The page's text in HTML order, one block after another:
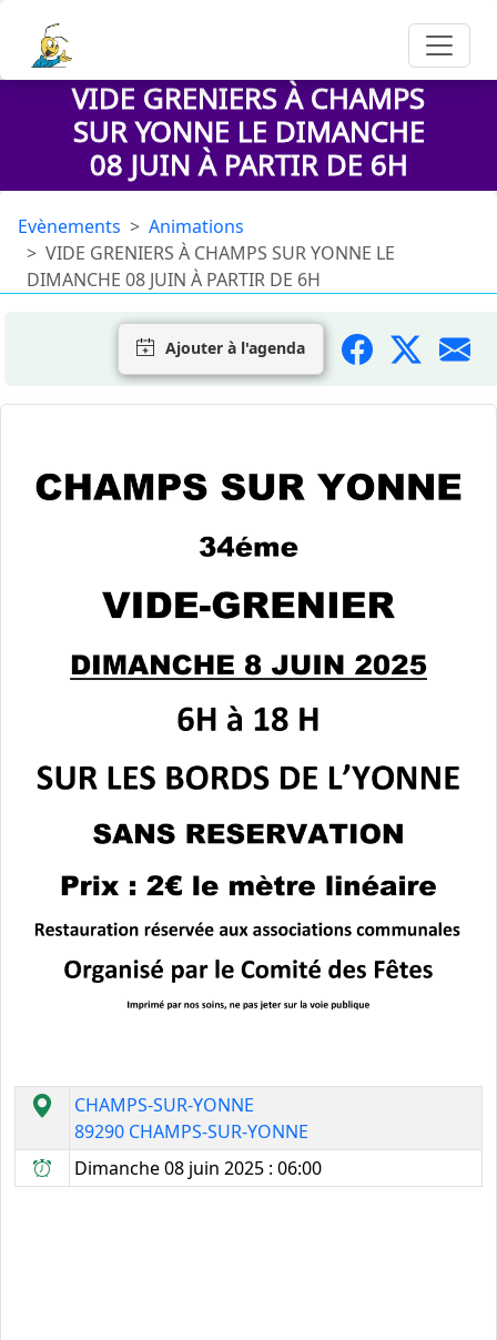
VIDE GRENIERS À CHAMPS
SUR YONNE LE DIMANCHE
08 JUIN À PARTIR DE 6H
Evènements
Animations
VIDE GRENIERS À CHAMPS SUR YONNE LE
DIMANCHE 08 JUIN À PARTIR DE 6H
Ajouter à l'agenda
CHAMPS-SUR-YONNE
89290 CHAMPS-SUR-YONNE
Dimanche 08 juin 2025 : 06:00